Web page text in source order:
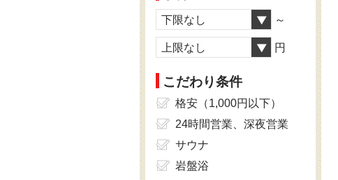
下限なし ～
上限なし 円
こだわり条件
格安（1,000円以下）
24時間営業、深夜営業
サウナ
岩盤浴